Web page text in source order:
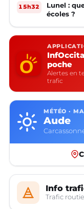
15h32
Lunel :
écoles ?
poche
Alertes en
trafic
MÉTÉO ·
Aude
Info
Trafic